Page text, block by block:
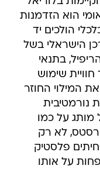
הוא הזדמנות
הולכים יד
הישראלי בשל
בתנאי
שימוש
המילוי החוזר
נורמטיבית
מותג על כמו
לא רק
פלסטיק
על אותו